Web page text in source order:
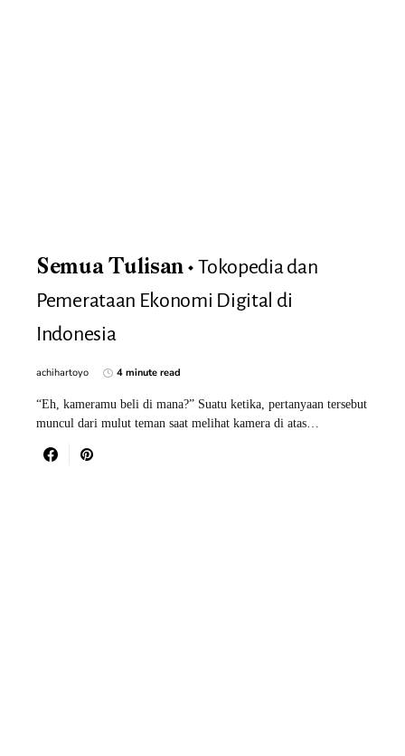
Semua Tulisan
Tokopedia dan
Pemerataan Ekonomi Digital di
Indonesia
achihartoyo 4 minute read
“Eh, kameramu beli di mana?” Suatu ketika, pertanyaan tersebut
muncul dari mulut teman saat melihat kamera di atas…